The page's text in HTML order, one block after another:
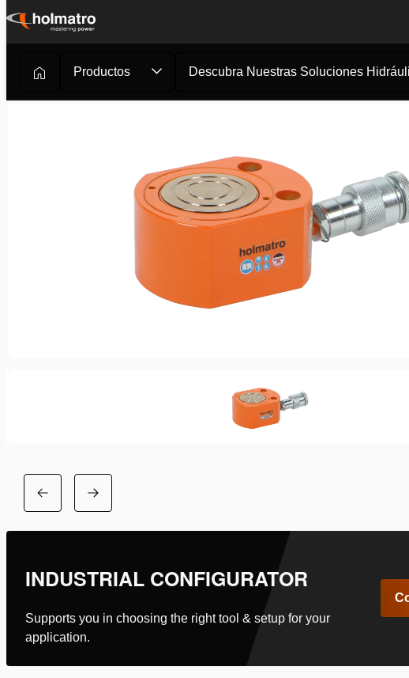
Ir
contenidoProductos Descubra Nuestras Soluciones
Soluciones Hidráulicas Elevación /Cilindros Hidráulicos /Cilindro
INDUSTRIAL CONFIGURATOR
Supports you in choosing the right tool & setup for your
application.